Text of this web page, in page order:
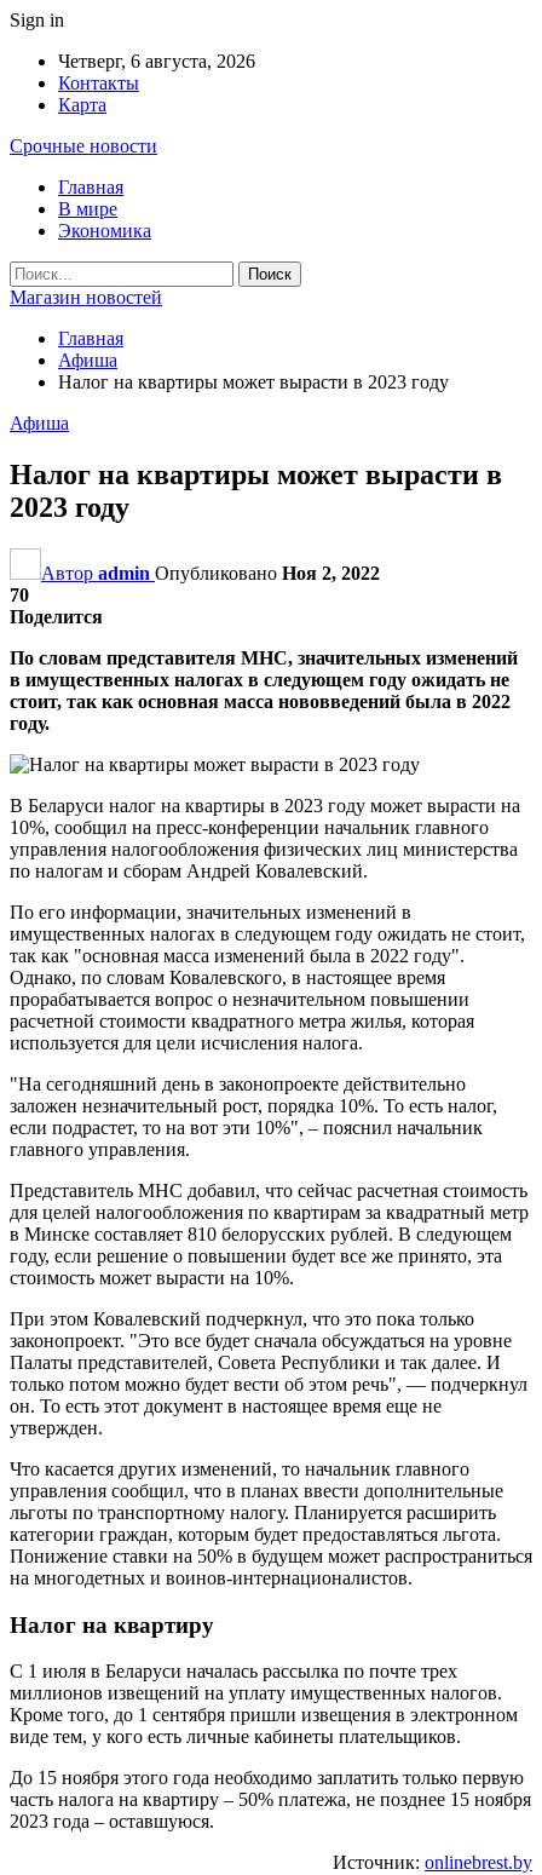
Sign in
Четверг, 6 августа, 2026
Контакты
Карта
Срочные новости
Главная
В мире
Экономика
Магазин новостей
Главная
Афиша
Налог на квартиры может вырасти в 2023 году
Афиша
Налог на квартиры может вырасти в
2023 году
Автор admin Опубликовано Ноя 2, 2022
70
Поделится
По словам представителя МНС, значительных изменений
в имущественных налогах в следующем году ожидать не
стоит, так как основная масса нововведений была в 2022
году.
В Беларуси налог на квартиры в 2023 году может вырасти на
10%, сообщил на пресс-конференции начальник главного
управления налогообложения физических лиц министерства
по налогам и сборам Андрей Ковалевский.
По его информации, значительных изменений в
имущественных налогах в следующем году ожидать не стоит,
так как "основная масса изменений была в 2022 году".
Однако, по словам Ковалевского, в настоящее время
прорабатывается вопрос о незначительном повышении
расчетной стоимости квадратного метра жилья, которая
используется для цели исчисления налога.
"На сегодняшний день в законопроекте действительно
заложен незначительный рост, порядка 10%. То есть налог,
если подрастет, то на вот эти 10%", – пояснил начальник
главного управления.
Представитель МНС добавил, что сейчас расчетная стоимость
для целей налогообложения по квартирам за квадратный метр
в Минске составляет 810 белорусских рублей. В следующем
году, если решение о повышении будет все же принято, эта
стоимость может вырасти на 10%.
При этом Ковалевский подчеркнул, что это пока только
законопроект. "Это все будет сначала обсуждаться на уровне
Палаты представителей, Совета Республики и так далее. И
только потом можно будет вести об этом речь", — подчеркнул
он. То есть этот документ в настоящее время еще не
утвержден.
Что касается других изменений, то начальник главного
управления сообщил, что в планах ввести дополнительные
льготы по транспортному налогу. Планируется расширить
категории граждан, которым будет предоставляться льгота.
Понижение ставки на 50% в будущем может распространиться
на многодетных и воинов-интернационалистов.
Налог на квартиру
С 1 июля в Беларуси началась рассылка по почте трех
миллионов извещений на уплату имущественных налогов.
Кроме того, до 1 сентября пришли извещения в электронном
виде тем, у кого есть личные кабинеты плательщиков.
До 15 ноября этого года необходимо заплатить только первую
часть налога на квартиру – 50% платежа, не позднее 15 ноября
2023 года – оставшуюся.
Источник: onlinebrest.by